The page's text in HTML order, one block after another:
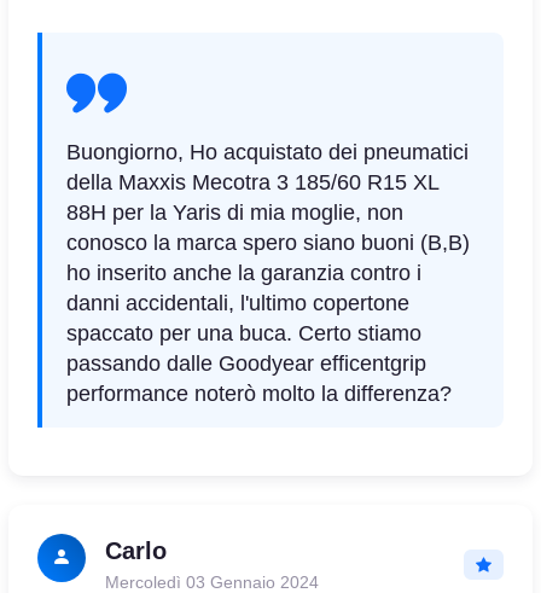
Buongiorno, Ho acquistato dei pneumatici
della Maxxis Mecotra 3 185/60 R15 XL
88H per la Yaris di mia moglie, non
conosco la marca spero siano buoni (B,B)
ho inserito anche la garanzia contro i
danni accidentali, l'ultimo copertone
spaccato per una buca. Certo stiamo
passando dalle Goodyear efficentgrip
performance noterò molto la differenza?
Carlo
Mercoledì 03 Gennaio 2024